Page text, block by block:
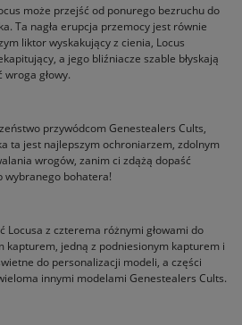
może przejść od ponurego bezruchu do
Ta nagła erupcja przemocy jest równie
liktor wyskakujący z cienia, Locus
a jego bliźniacze szable błyskają
wroga głowy.
przywódcom Genestealers Cults,
ta jest najlepszym ochroniarzem, zdolnym
wrogów, zanim ci zdążą dopaść
wybranego bohatera!
Locusa z czterema różnymi głowami do
kapturem, jedną z podniesionym kapturem i
do personalizacji modeli, a części
innymi modelami Genestealers Cults.